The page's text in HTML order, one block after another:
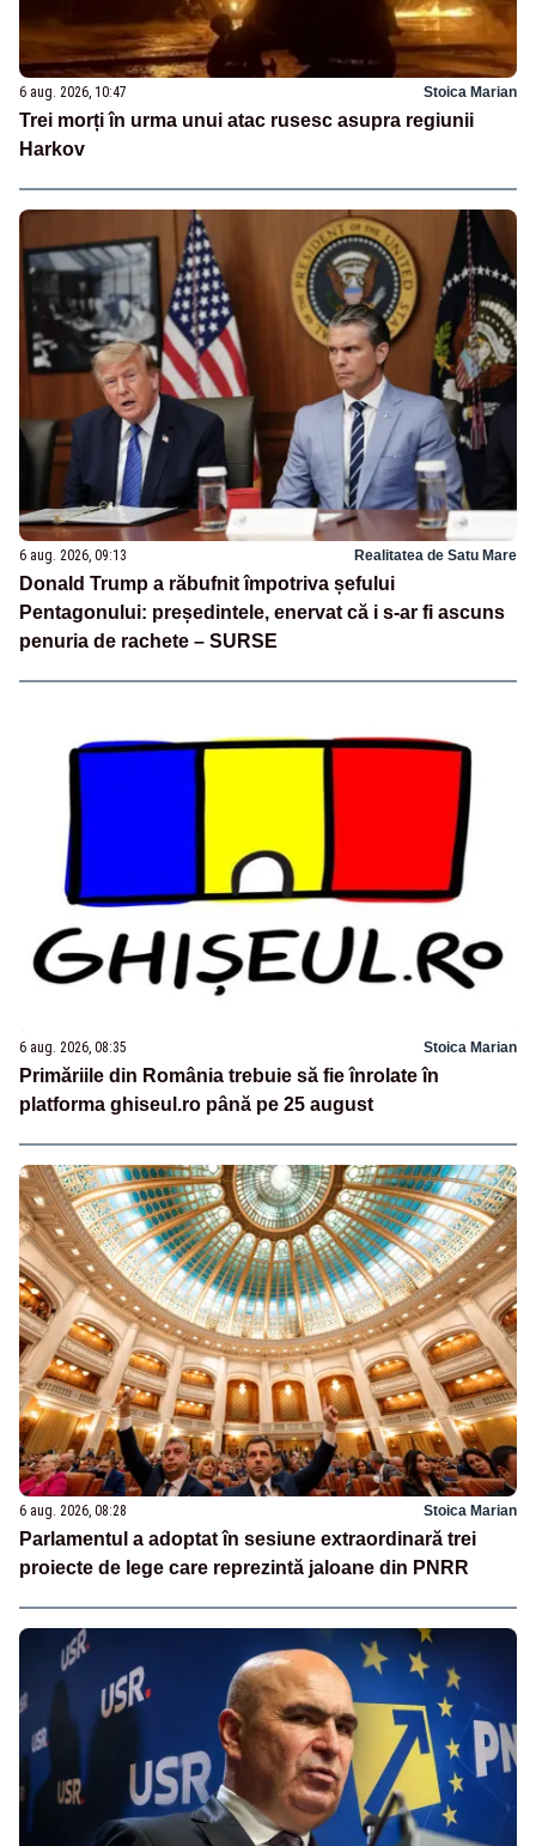
6 aug. 2026, 10:47 Stoica Marian
Trei morți în urma unui atac rusesc asupra regiunii
Harkov
6 aug. 2026, 09:13 Realitatea de Satu Mare
Donald Trump a răbufnit împotriva șefului
Pentagonului: președintele, enervat că i s-ar fi ascuns
penuria de rachete – SURSE
6 aug. 2026, 08:35 Stoica Marian
Primăriile din România trebuie să fie înrolate în
platforma ghiseul.ro până pe 25 august
6 aug. 2026, 08:28 Stoica Marian
Parlamentul a adoptat în sesiune extraordinară trei
proiecte de lege care reprezintă jaloane din PNRR